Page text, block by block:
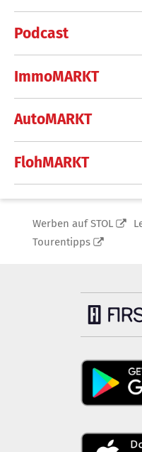
Podcast
ImmoMARKT
AutoMARKT
FlohMARKT
Werben auf STOL
Tourentipps